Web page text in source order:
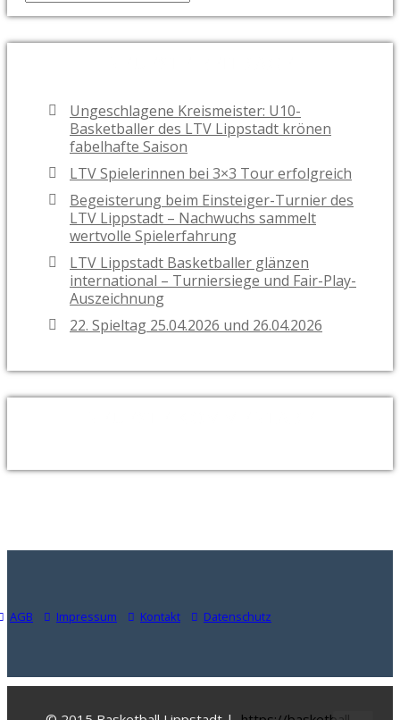
Ungeschlagene Kreismeister: U10-
Basketballer des LTV Lippstadt krönen
fabelhafte Saison
LTV Spielerinnen bei 3×3 Tour erfolgreich
Begeisterung beim Einsteiger-Turnier des
LTV Lippstadt – Nachwuchs sammelt
wertvolle Spielerfahrung
LTV Lippstadt Basketballer glänzen
international – Turniersiege und Fair-Play-
Auszeichnung
22. Spieltag 25.04.2026 und 26.04.2026
AGB Impressum Kontakt Datenschutz